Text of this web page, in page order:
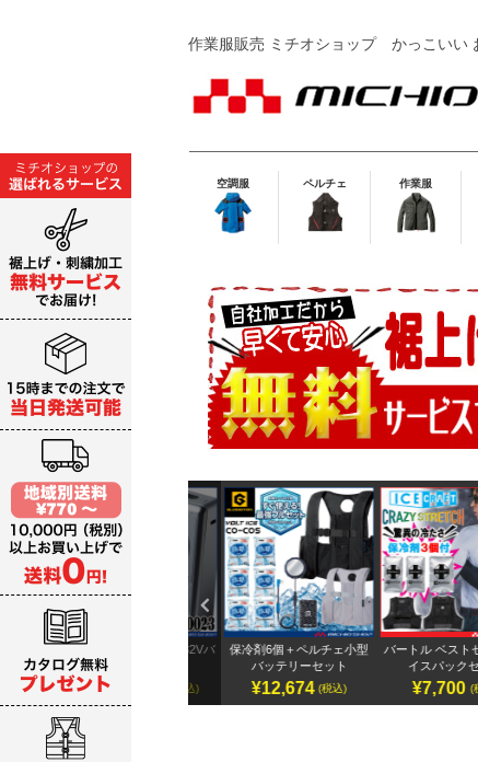
作業服販売 ミチオショップかっこいい
空調服 ペルチェ 作業服
Previ
ous
アイズフロンティア 32Vバ
ッテリーセット
¥19,987～
保冷剤6個＋ペルチェ小型
バッテリーセット
¥12,674 (税込)
バートル ベストセット
イスパックセット
¥7,700 (税込)